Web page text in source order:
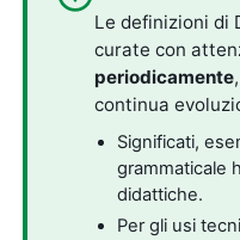
Le definizioni di
curate con
periodicamente
continua
Significati,
grammaticale
didattiche.
Per gli usi